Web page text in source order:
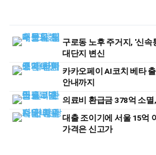
구로동 노후 주거지, '신
대단지 변신
카카오페이 AI코치 베타
안내까지
의료비 환급금 378억 소
대출 조이기에 서울 15억
가격은 신고가